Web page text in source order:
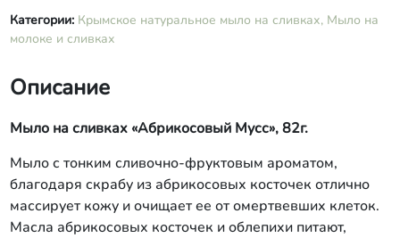
Категории: Крымское натуральное мыло на сливках, Мыло на
молоке и сливках
Описание
Мыло на сливках «Абрикосовый Мусс», 82г.
Мыло с тонким сливочно-фруктовым ароматом,
благодаря скрабу из абрикосовых косточек отлично
массирует кожу и очищает ее от омертвевших клеток.
Масла абрикосовых косточек и облепихи питают,